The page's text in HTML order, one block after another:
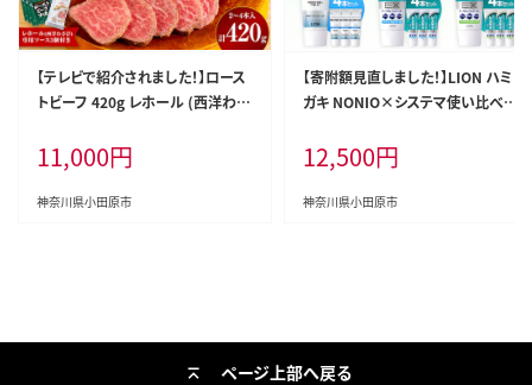
【テレビで紹介されました！】ロース
トビーフ 420g レホール (西洋わさ
肉 国産 お肉 オードブル 国産牛ロ
ーストビーフ 約420g（4～5人前）
ローストビーフソース レホール 神
11,000円
神奈川県小田原市
【寄附額見直しました！】LION ハミ
ガキ NONIO×システマ使い比べセ
12,500円
神奈川県小田原市
ページ上部へ戻る